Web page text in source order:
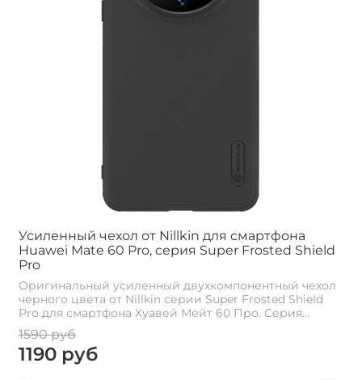
Усиленный чехол от Nillkin для смартфона
Huawei Mate 60 Pro, серия Super Frosted Shield
Pro
Оригинальный усиленный двухкомпонентный чехол
черного цвета от Nillkin серии Super Frosted Shield
Pro для смартфона Хуавей Мейт 60 Про. Cерия...
1590 руб
1190 руб